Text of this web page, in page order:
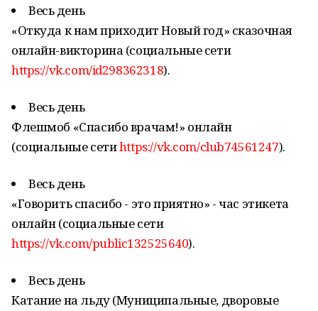
Весь день
«Откуда к нам приходит Новый год» сказочная
онлайн-викторина (социальные сети
https://vk.com/id298362318).
Весь день
Флешмоб «Спасибо врачам!» онлайн
(социальные сетиhttps://vk.com/club74561247).
Весь день
«Говорить спасибо - это приятно» - час этикета
онлайн (социальные сети
https://vk.com/public132525640).
Весь день
Катание на льду (Муниципальные, дворовые